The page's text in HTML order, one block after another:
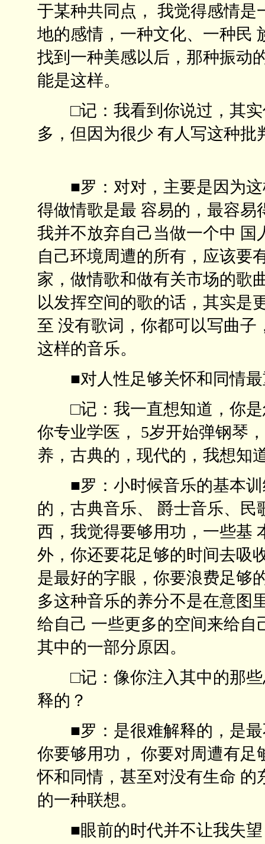
于某种共同点， 我觉得感情
地的感情，一种文化、一种民
找到一种美感以后，那种振动
能是这样。
□记：我看到你说过，其实
多，但因为很少 有人写这种
■罗：对对，主要是因为这
得做情歌是最 容易的，最容
我并不放弃自己当做一个中
自己环境周遭的所有，应该要
家，做情歌和做有关市场的歌
以发挥空间的歌的话，其实是
至 没有歌词，你都可以写曲
这样的音乐。
■对人性足够关怀和同
□记：我一直想知道，你是
你专业学医， 5岁开始弹钢琴
养，古典的，现代的，我想
■罗：小时候音乐的基本训
的，古典音乐、 爵士音乐、
西，我觉得要够用功，一些基
外，你还要花足够的时间去吸
是最好的字眼，你要浪费足够
多这种音乐的养分不是在意图
给自己 一些更多的空间来给
其中的一部分原因。
□记：像你注入其中的那些
释的？
■罗：是很难解释的，是最
你要够用功， 你要对周遭有
怀和同情，甚至对没有生命
的一种联想。
■眼前的时代并不让我